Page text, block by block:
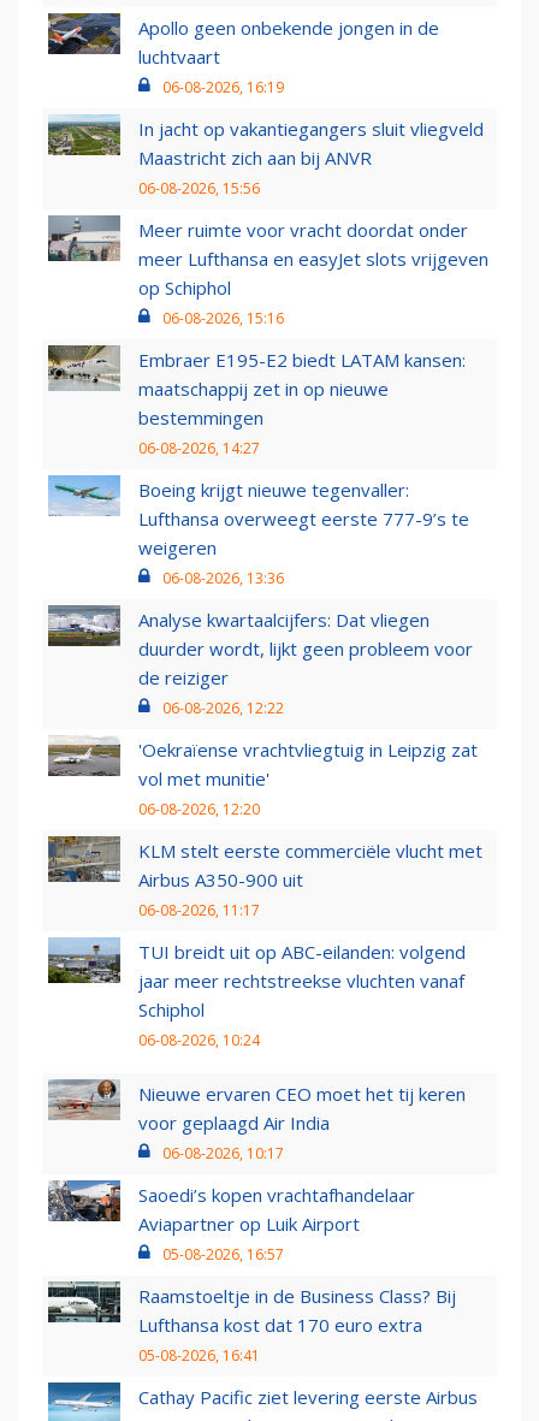
Apollo geen onbekende jongen in de
luchtvaart
06-08-2026, 16:19
In jacht op vakantiegangers sluit vliegveld
Maastricht zich aan bij ANVR
06-08-2026, 15:56
Meer ruimte voor vracht doordat onder
meer Lufthansa en easyJet slots vrijgeven
op Schiphol
06-08-2026, 15:16
Embraer E195-E2 biedt LATAM kansen:
maatschappij zet in op nieuwe
bestemmingen
06-08-2026, 14:27
Boeing krijgt nieuwe tegenvaller:
Lufthansa overweegt eerste 777-9’s te
weigeren
06-08-2026, 13:36
Analyse kwartaalcijfers: Dat vliegen
duurder wordt, lijkt geen probleem voor
de reiziger
06-08-2026, 12:22
'Oekraïense vrachtvliegtuig in Leipzig zat
vol met munitie'
06-08-2026, 12:20
KLM stelt eerste commerciële vlucht met
Airbus A350-900 uit
06-08-2026, 11:17
TUI breidt uit op ABC-eilanden: volgend
jaar meer rechtstreekse vluchten vanaf
Schiphol
06-08-2026, 10:24
Nieuwe ervaren CEO moet het tij keren
voor geplaagd Air India
06-08-2026, 10:17
Saoedi’s kopen vrachtafhandelaar
Aviapartner op Luik Airport
05-08-2026, 16:57
Raamstoeltje in de Business Class? Bij
Lufthansa kost dat 170 euro extra
05-08-2026, 16:41
Cathay Pacific ziet levering eerste Airbus